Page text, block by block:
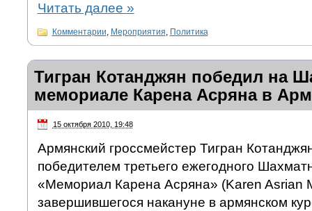
Читать далее »
Комментарии, Мероприятия, Политика
Тигран Котанджян победил на
мемориале Карена Асряна в
15 октября 2010, 19:48
Армянский гроссмейстер Тигран
победителем третьего ежегодного
«Мемориал Карена Асряна» (Karen Asrian
завершившегося накануне в армянском